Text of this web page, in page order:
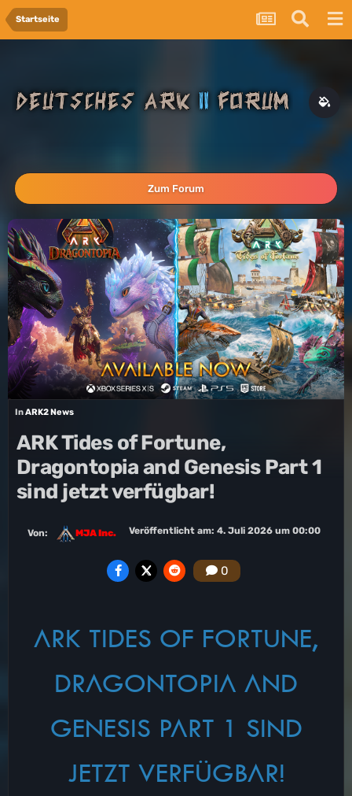
Startseite
Zum Forum
InARK2 News
ARK Tides of Fortune,
Dragontopia and Genesis Part 1
sind jetzt verfügbar!
Von: MJA Inc. Veröffentlicht am: 4. Juli 2026 um 00:00
0
ARK TIDES OF FORTUNE,
DRAGONTOPIA AND
GENESIS PART 1 SIND
JETZT VERFÜGBAR!